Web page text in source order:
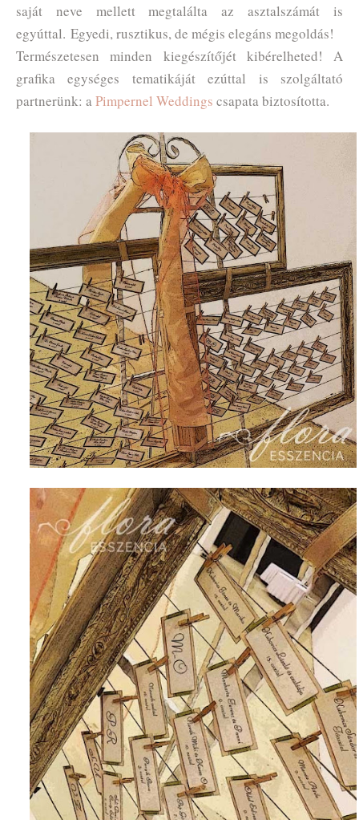
saját neve mellett megtalálta az asztalszámát is
egyúttal. Egyedi, rusztikus, de mégis elegáns megoldás!
Természetesen minden kiegészítőjét kibérelheted! A
grafika egységes tematikáját ezúttal is szolgáltató
partnerünk: a Pimpernel Weddings csapata biztosította.